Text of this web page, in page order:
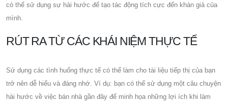
có thể sử dụng sự hài hước để tạo tác động tích cực đến khán giả của
mình.
RÚT RA TỪ CÁC KHÁI NIỆM THỰC TẾ
Sử dụng các tình huống thực tế có thể làm cho tài liệu tiếp thị của bạn
trở nên dễ hiểu và đáng nhớ. Ví dụ: bạn có thể sử dụng một câu chuyện
hài hước về việc bán nhà gần đây để minh họa những lợi ích khi làm